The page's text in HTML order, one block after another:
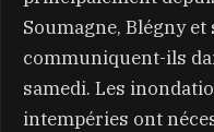
Soumagne, Blégny
communiquent-ils
samedi. Les
intempéries ont